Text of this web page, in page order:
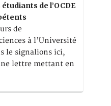
de l’OCDE
de
à l’Université
le signalions ici,
lettre mettant en